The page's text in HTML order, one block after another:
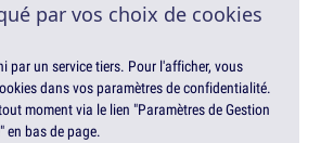
par vos choix de cookies
par un service tiers. Pour l'afficher, vous
dans vos paramètres de confidentialité.
moment via le lien "Paramètres de Gestion
en bas de page.